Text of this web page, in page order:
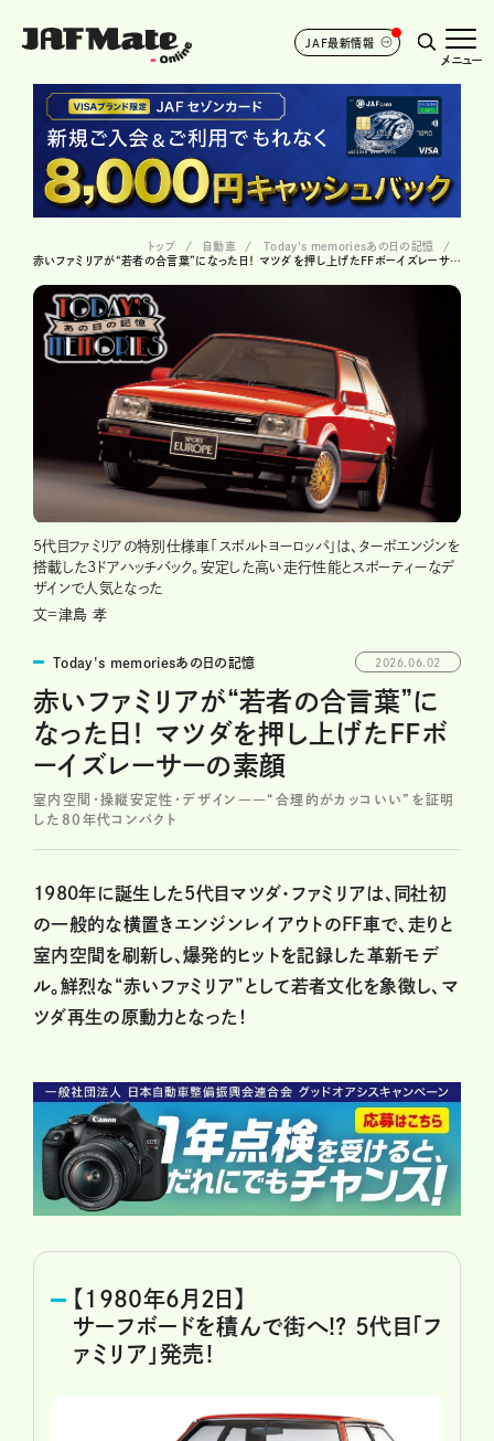
JAF最新情報
メニュー
トップ 自動車
Today's memoriesあの日の記憶
赤いファミリアが“若者の合言葉”になった日！ マツダを押し上げたFFボーイズレーサーの素顔
5代目ファミリアの特別仕様車「スポルトヨーロッパ」は、ターボエンジンを
搭載した3ドアハッチバック。安定した高い走行性能とスポーティーなデ
ザインで人気となった
文=津島 孝
Today's memoriesあの日の記憶 2026.06.02
赤いファミリアが“若者の合言葉”に
なった日！ マツダを押し上げたFFボ
ーイズレーサーの素顔
室内空間・操縦安定性・デザイン――“合理的がカッコいい”を証明
した80年代コンパクト
1980年に誕生した5代目マツダ・ファミリアは、同社初
の一般的な横置きエンジンレイアウトのFF車で、走りと
室内空間を刷新し、爆発的ヒットを記録した革新モデ
ル。鮮烈な“赤いファミリア”として若者文化を象徴し、マ
ツダ再生の原動力となった！
【1980年6月2日】
サーフボードを積んで街へ!? 5代目「フ
ァミリア」発売！